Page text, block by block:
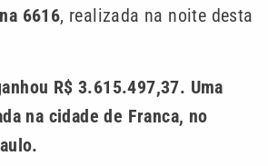
6616, realizada na noite desta
R$ 3.615.497,37. Uma
na cidade de Franca, no